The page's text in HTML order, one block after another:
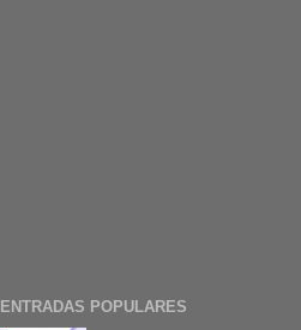
ENTRADAS POPULARES